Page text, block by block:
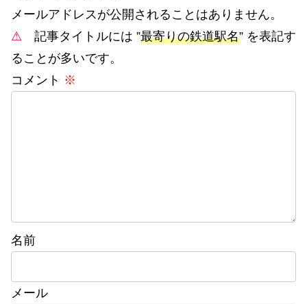
メールアドレスが公開されることはありません。
⚠ 記事タイトルには ”最寄りの鉄道駅名” を表記す
ることが多いです。
コメント ※
名前
メール